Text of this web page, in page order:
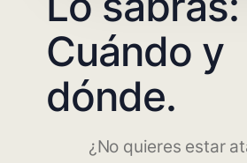
Cuándo y
dónde.
¿No quieres estar